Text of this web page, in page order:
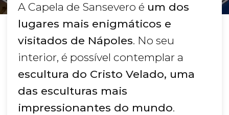
A Capela de Sansevero é um dos
lugares mais enigmáticos e
visitados de Nápoles. No seu
interior, é possível contemplar a
escultura do Cristo Velado, uma
das esculturas mais
impressionantes do mundo.